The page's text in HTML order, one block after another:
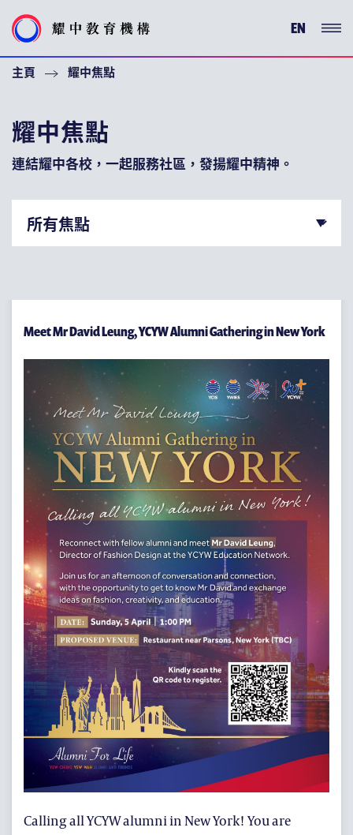
EN
耀中系譜
增益課程
支持耀中
特別嗚謝
耀中耀華版圖
楚珩教育研究所
耀中焦點
校友會
出版刊物
聯絡我們
主頁 耀中焦點
耀中焦點
連結耀中各校，一起服務社區，發揚耀中精神。
Meet Mr David Leung, YCYW Alumni Gathering in New York
Calling all YCYW alumni in New York! You are